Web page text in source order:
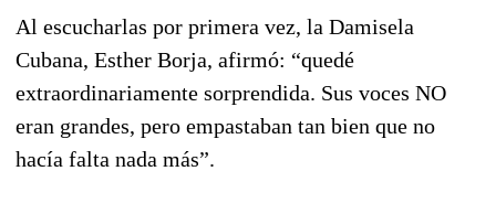
Al escucharlas por primera vez, la Damisela
Cubana, Esther Borja, afirmó: “quedé
extraordinariamente sorprendida. Sus voces NO
eran grandes, pero empastaban tan bien que no
hacía falta nada más”.